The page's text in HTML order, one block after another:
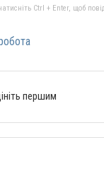
Ctrl + Enter, щоб
першим